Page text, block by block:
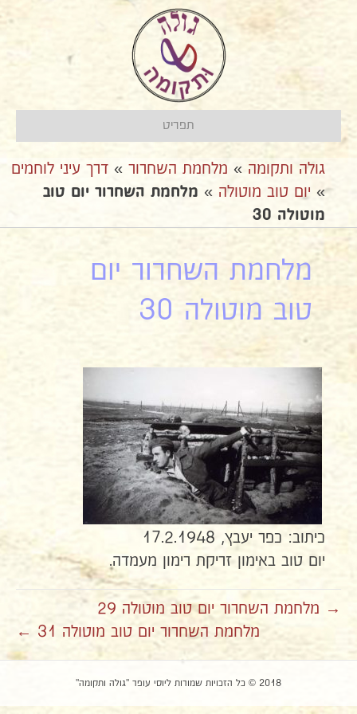
תפריט
גולה ותקומה » מלחמת השחרור » דרך עיני לוחמים
» יום טוב מוטולה » מלחמת השחרור יום טוב
מוטולה 30
מלחמת השחרור יום
טוב מוטולה 30
כיתוב: כפר יעבץ, 17.2.1948
יום טוב באימון זריקת רימון מעמדה.
→ מלחמת השחרור יום טוב מוטולה 29
מלחמת השחרור יום טוב מוטולה 31 ←
2018 © כל הזכויות שמורות ליוסי עופר "גולה ותקומה"